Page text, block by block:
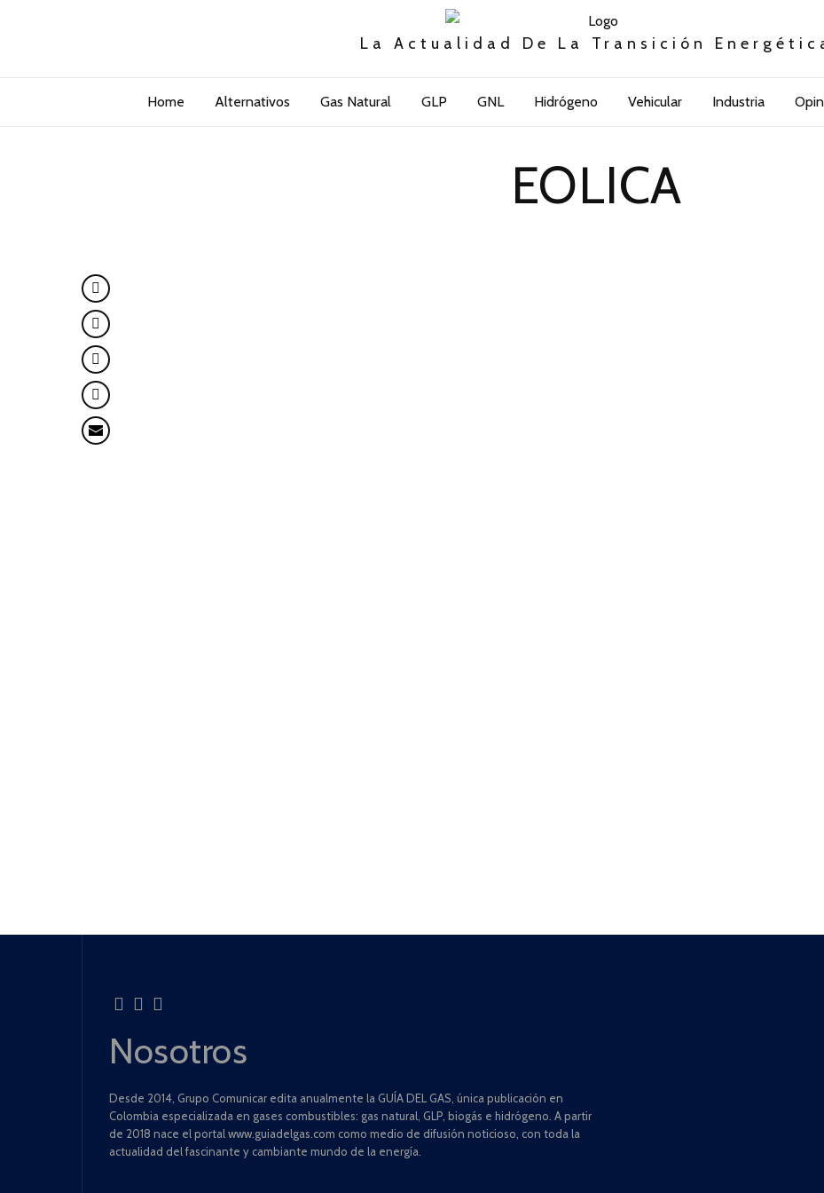
La Actualidad De La Transición
Home Alternativos Gas Natural GLP GNL Hidrógeno Vehicular Industria
EOLICA
Nosotros
Desde 2014, Grupo Comunicar edita anualmente la GUÍA DEL GAS, única publicación en
Colombia especializada en gases combustibles: gas natural, GLP, biogás e hidrógeno. A partir
de 2018 nace el portal www.guiadelgas.com como medio de difusión noticioso, con toda la
actualidad del fascinante y cambiante mundo de la energía.